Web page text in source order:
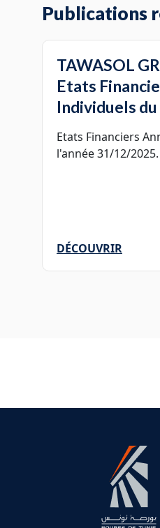
Publications
TAWASOL
Etats
Individuels
Etats Financiers
l'année 31/12/2025.
DÉCOUVRIR